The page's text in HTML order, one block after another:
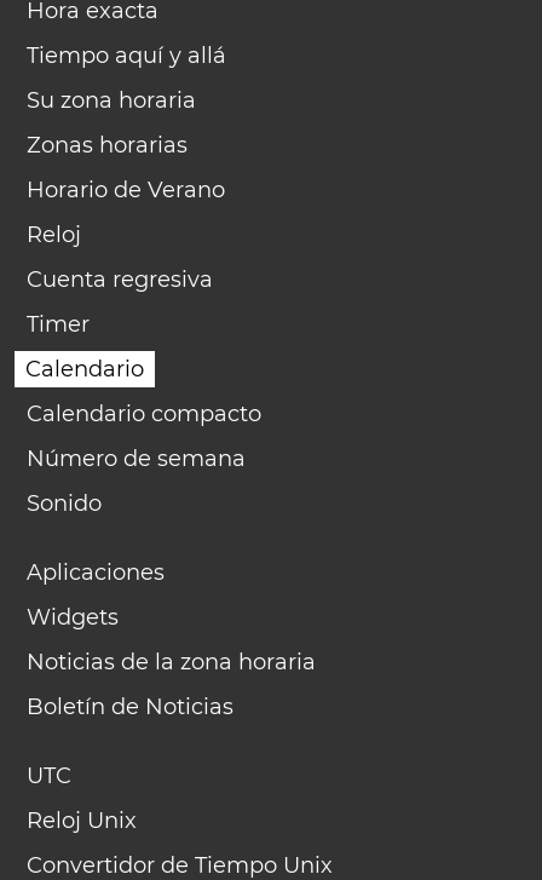
Hora exacta
Tiempo aquí y allá
Su zona horaria
Zonas horarias
Horario de Verano
Reloj
Cuenta regresiva
Timer
Calendario
Calendario compacto
Número de semana
Sonido
Aplicaciones
Widgets
Noticias de la zona horaria
Boletín de Noticias
UTC
Reloj Unix
Convertidor de Tiempo Unix